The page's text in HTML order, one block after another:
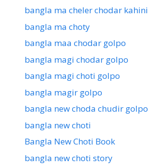
bangla ma cheler chodar kahini
bangla ma choty
bangla maa chodar golpo
bangla magi chodar golpo
bangla magi choti golpo
bangla magir golpo
bangla new choda chudir golpo
bangla new choti
Bangla New Choti Book
bangla new choti story